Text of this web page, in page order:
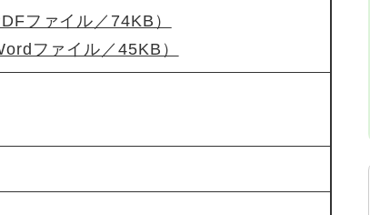
ファイル／74KB）
ファイル／45KB）